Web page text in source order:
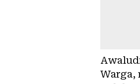
Warga,